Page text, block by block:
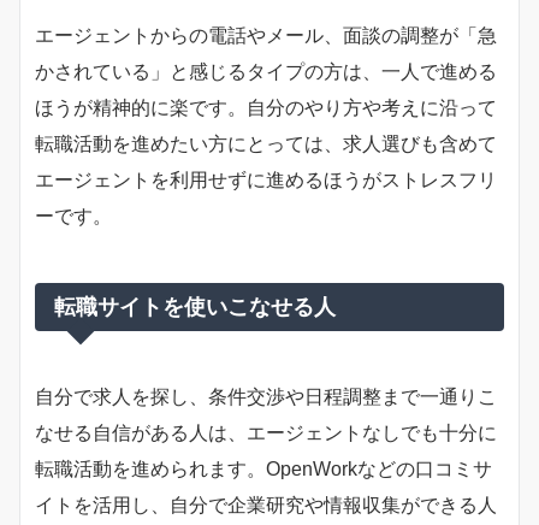
エージェントからの電話やメール、面談の調整が「急
かされている」と感じるタイプの方は、一人で進める
ほうが精神的に楽です。自分のやり方や考えに沿って
転職活動を進めたい方にとっては、求人選びも含めて
エージェントを利用せずに進めるほうがストレスフリ
ーです。
転職サイトを使いこなせる人
自分で求人を探し、条件交渉や日程調整まで一通りこ
なせる自信がある人は、エージェントなしでも十分に
転職活動を進められます。OpenWorkなどの口コミサ
イトを活用し、自分で企業研究や情報収集ができる人